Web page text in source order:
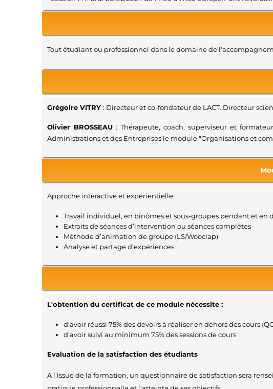
Tout étudiant ou professionnel dans le domaine de
Grégoire VITRY : Directeur et co-fondateur de LACT. Directeur
Olivier BROSSEAU : Thérapeute, coach, superviseur et
Administrations et des Entreprises le module "Organisations et
Approche interactive et expérientielle
Travail individuel, en binômes et sous-groupes pendant et en
Extraits de séances d’intervention ou séances complètes
Méthode d’animation de groupe (LS/Wooclap)
Analyse et partage d’expériences
L'obtention du certificat de ce module nécessite :
d'avoir réussi 75% des devoirs à réaliser en dehors des cours
d'avoir suivi au minimum 75% des sessions de cours
Evaluation de la satisfaction des étudiants
A l'issue de la formation, un questionnaire de satisfaction sera